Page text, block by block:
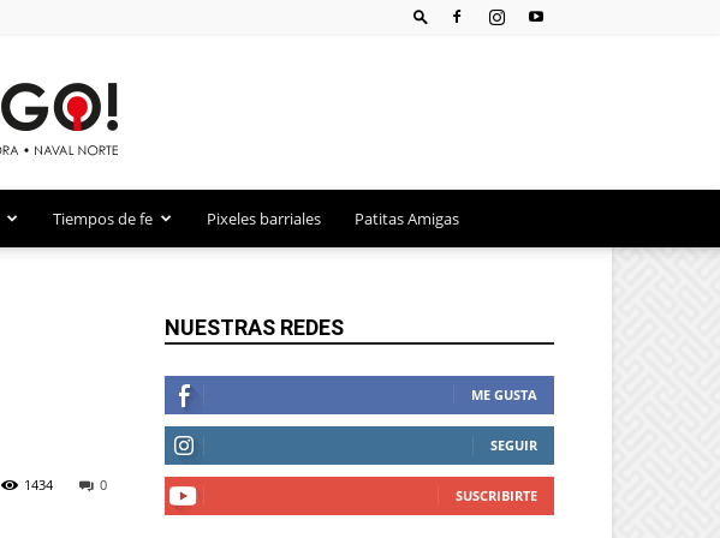
Tiempos de fe Pixeles barriales Patitas Amigas
0
1434
NUESTRAS REDES
ME GUSTA
SEGUIR
SUSCRIBIRTE